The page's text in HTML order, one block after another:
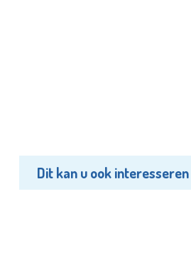
Dit kan u ook interesseren